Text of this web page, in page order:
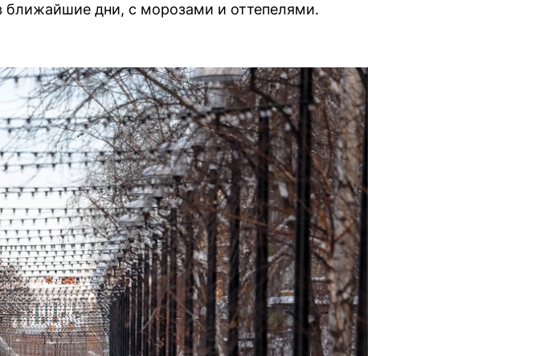
дни, с морозами и оттепелями.